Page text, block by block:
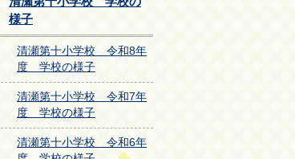
様子
清瀬第十小学校 令和8年
度 学校の様子
清瀬第十小学校 令和7年
度 学校の様子
清瀬第十小学校 令和6年